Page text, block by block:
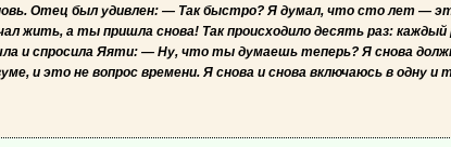
Отец был удивлен: — Так быстро? Я думал, что сто лет —
жить, а ты пришла снова! Так происходило десять раз:
и спросила Яяти: — Ну, что ты думаешь теперь? Я снова
и это не вопрос времени. Я снова и снова включаюсь в